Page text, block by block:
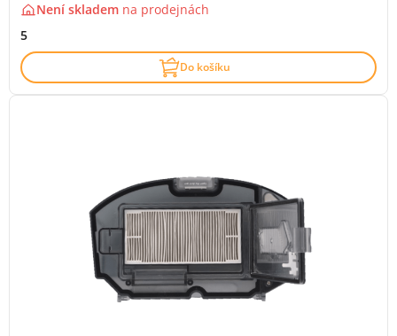
Není skladem na prodejnách
5
Do košíku